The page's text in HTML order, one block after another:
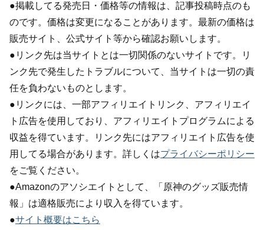
●掲載してる発売日・価格等の情報は、記事投稿時点のも
のです。価格は変更になることがあります。最新の価格は
販売サイト、公式サイト等から確認お願いします。
●リンク先は当サイトとは一切関係のないサイトです。リ
ンク先で発生したトラブルについて、当サイトは一切の責
任を負わないものとします。
●リンクには、一部アフィリエイトリンク、アフィリエイ
ト広告を使用しており、アフィリエイトプログラムによる
収益を得ています。リンク先にはアフィリエイト広告を使
用してる場合があります。詳しくはプライバシーポリシー
をご覧ください。
●Amazonのアソシエイトとして、「原神のグッズ販売情
報」は適格販売により収入を得ています。
●サイト概要はこちら